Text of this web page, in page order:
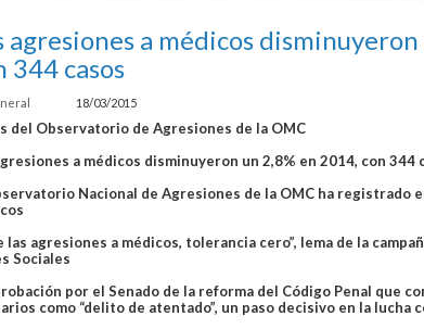
agresiones a médicos
344 casos
18/03/2015
del Observatorio de Agresiones de la OMC
a médicos disminuyeron un 2,8% en 2014, con 344
Nacional de Agresiones de la OMC ha registrado
las agresiones a médicos, tolerancia cero”, lema de la
Sociales
por el Senado de la reforma del Código Penal que
como “delito de atentado”, un paso decisivo en la lucha